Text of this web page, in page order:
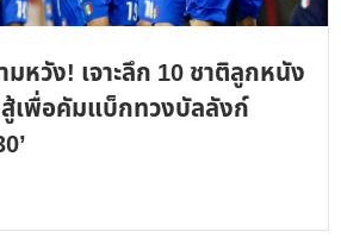
มหวัง! เจาะลึก 10 ชาติลูกหนัง
เพื่อคัมแบ็กทวงบัลลังก์